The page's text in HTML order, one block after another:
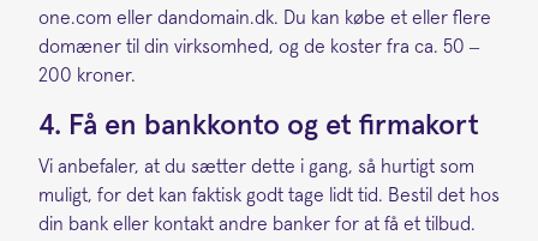
one.com eller dandomain.dk. Du kan købe et eller flere
domæner til din virksomhed, og de koster fra ca. 50 –
200 kroner.
4. Få en bankkonto og et firmakort
Vi anbefaler, at du sætter dette i gang, så hurtigt som
muligt, for det kan faktisk godt tage lidt tid. Bestil det hos
din bank eller kontakt andre banker for at få et tilbud.